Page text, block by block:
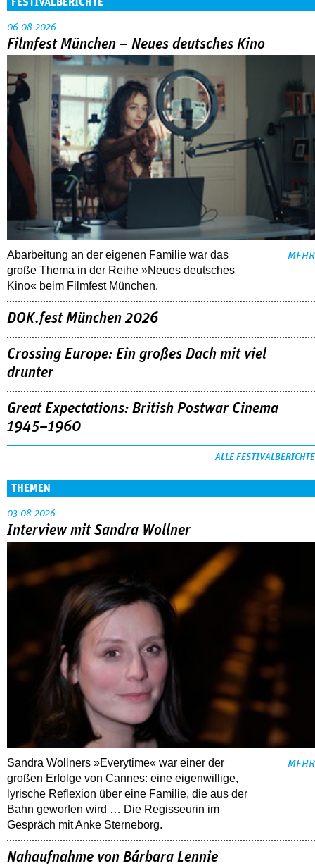
06.08.2026
Filmfest München – Neues deutsches Kino
Abarbeitung an der eigenen Familie war das
große Thema in der Reihe »Neues deutsches
Kino« beim Filmfest München.
MEHR
DOK.fest München 2026
Crossing Europe: Ein großes Dach mit viel
drunter
Great Expectations: British Postwar Cinema
1945–1960
ALLE FESTIVALBERICHTE
THEMEN
03.08.2026
Interview mit Sandra Wollner
Sandra Wollners »Everytime« war einer der
großen Erfolge von Cannes: eine eigenwillige,
lyrische Reflexion über eine ­Familie, die aus der
Bahn geworfen wird … Die Regisseurin im
Gespräch mit Anke Sterneborg.
MEHR
Nahaufnahme von Bárbara Lennie